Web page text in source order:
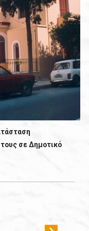
σε Δημοτικό